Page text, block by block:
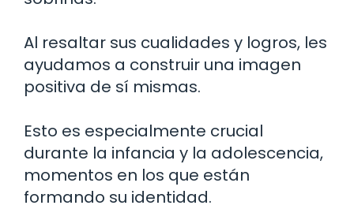
Al resaltar sus cualidades y logros, les
ayudamos a construir una imagen
positiva de sí mismas.
Esto es especialmente crucial
durante la infancia y la adolescencia,
momentos en los que están
formando su identidad.